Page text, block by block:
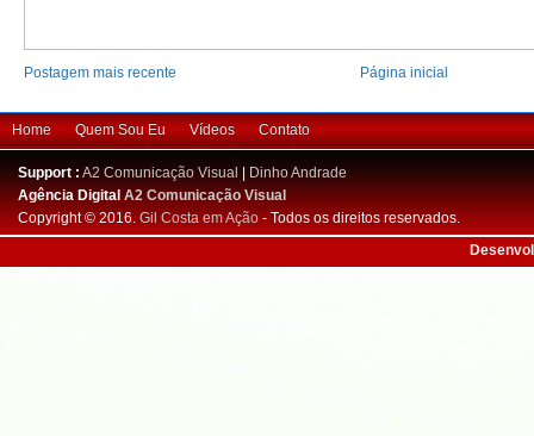
Postagem mais recente Página inicial
Home Quem Sou Eu Vídeos Contato
Support : A2 Comunicação Visual | Dinho Andrade
Agência DigitalA2 Comunicação Visual
Copyright © 2016. Gil Costa em Ação - Todos os direitos reservados.